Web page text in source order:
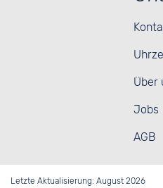
Über
Jobs
AGB
Letzte Aktualisierung: August 2026